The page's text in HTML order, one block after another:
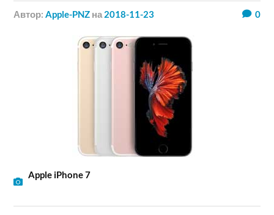
Автор:Apple-PNZ на 2018-11-23 0
Apple iPhone 7